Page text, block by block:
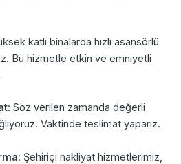
katlı binalarda hızlı asansörlü
Bu hizmetle etkin ve emniyetli
: Söz verilen zamanda değerli
Vaktinde teslimat yaparız.
: Şehiriçi nakliyat hizmetlerimiz,